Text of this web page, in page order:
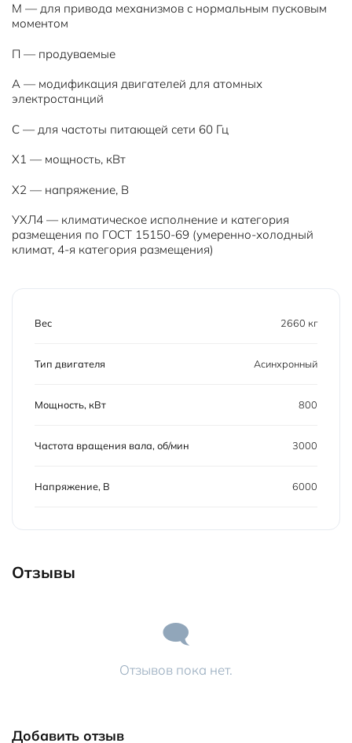
М — для привода механизмов с нормальным пусковым
моментом
П — продуваемые
А — модификация двигателей для атомных
электростанций
С — для частоты питающей сети 60 Гц
Х1 — мощность, кВт
Х2 — напряжение, В
УХЛ4 — климатическое исполнение и категория
размещения по ГОСТ 15150-69 (умеренно-холодный
климат, 4-я категория размещения)
Вес 2660 кг
Тип двигателя Асинхронный
Мощность, кВт 800
Частота вращения вала, об/мин 3000
Напряжение, В 6000
Отзывы
Отзывов пока нет.
Добавить отзыв